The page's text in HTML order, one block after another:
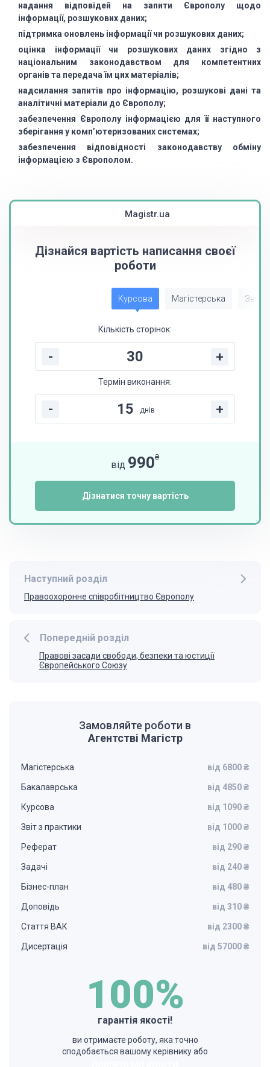
надання відповідей на запити Європолу щодо
інформації, розшукових даних;
підтримка оновлень інформації чи розшукових даних;
оцінка інформації чи розшукових даних згідно з
національним законодавством для компетентних
органів та передача їм цих матеріалів;
надсилання запитів про інформацію, розшукові дані та
аналітичні матеріали до Європолу;
забезпечення Європолу інформацією для її наступного
зберігання у комп’ютеризованих системах;
забезпечення відповідності законодавству обміну
інформацією з Європолом.
Magistr.ua
Дізнайся вартість написання своєї
роботи
Курсова Магістерська Звіт
Кількість сторінок:
- +
Термін виконання:
- днів +
від 990₴
Дізнатися точну вартість
Попередній розділ
Правові засади свободи, безпеки та юстиції
Європейського Союзу
Наступний розділ
Правоохоронне співробітництво Європолу
Замовляйте роботи в
Агентстві Магістр
Магістерська від 6800 ₴
Бакалаврська від 4850 ₴
Курсова від 1090 ₴
Звіт з практики від 1000 ₴
Реферат від 290 ₴
Задачі від 240 ₴
Бізнес-план від 480 ₴
Доповідь від 310 ₴
Стаття ВАК від 2300 ₴
Дисертація від 57000 ₴
100%
гарантія якості!
ви отримаєте роботу, яка точно
сподобається вашому керівнику або